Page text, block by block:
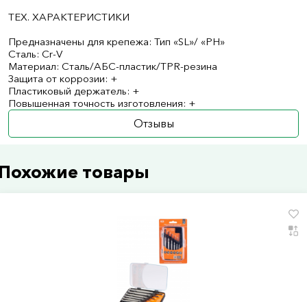
ТЕХ. ХАРАКТЕРИСТИКИ
Предназначены для крепежа: Тип «SL»/ «PH»
Сталь: Cr-V
Материал: Сталь/АБС-пластик/TPR-резина
Защита от коррозии: +
Пластиковый держатель: +
Повышенная точность изготовления: +
Отзывы
товары